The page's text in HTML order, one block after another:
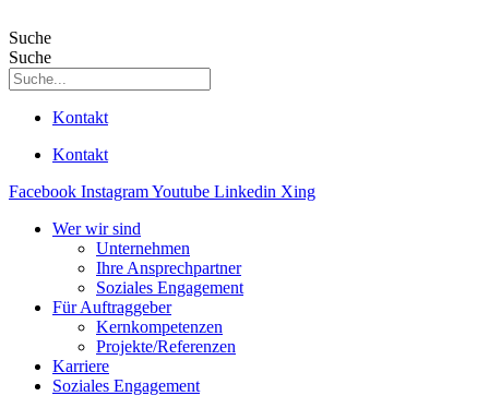
Suche
Suche
Kontakt
Kontakt
Facebook InstagramYoutube Linkedin Xing
Wer wir sind
Unternehmen
Ihre Ansprechpartner
Soziales Engagement
Für Auftraggeber
Kernkompetenzen
Projekte/Referenzen
Karriere
Soziales Engagement